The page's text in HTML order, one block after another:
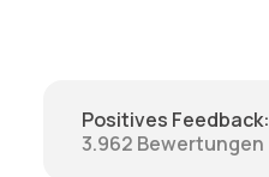
Positives Feedback:
3.962 Bewertungen